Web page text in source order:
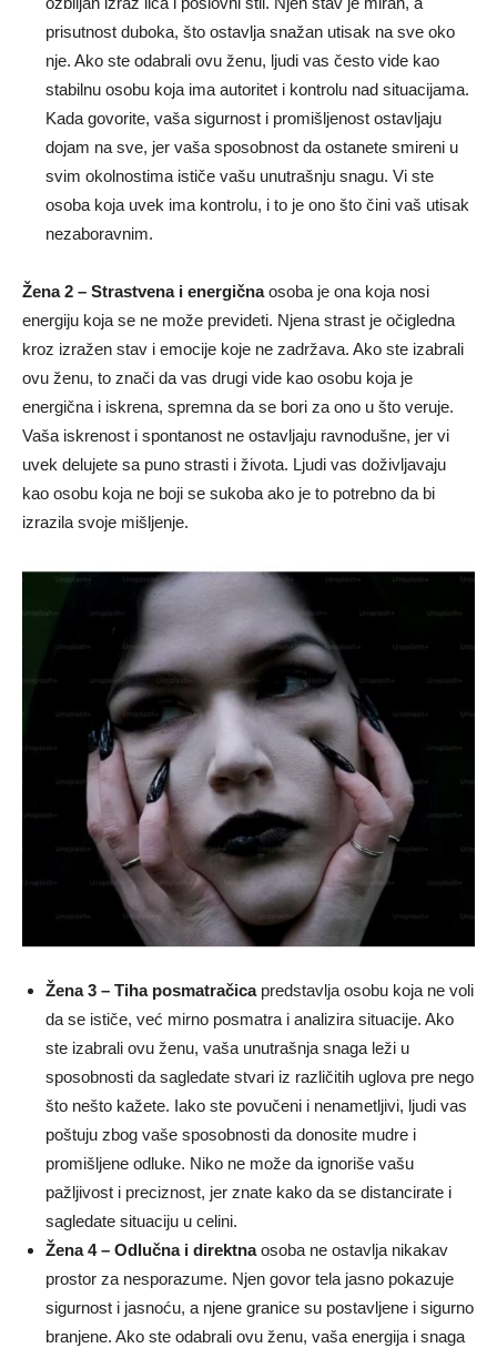
prisutnost duboka, što ostavlja snažan utisak na sve oko
nje. Ako ste odabrali ovu ženu, ljudi vas često vide kao
stabilnu osobu koja ima autoritet i kontrolu nad situacijama.
Kada govorite, vaša sigurnost i promišljenost ostavljaju
dojam na sve, jer vaša sposobnost da ostanete smireni u
svim okolnostima ističe vašu unutrašnju snagu. Vi ste
osoba koja uvek ima kontrolu, i to je ono što čini vaš utisak
nezaboravnim.
Žena 2 – Strastvena i energičnaosoba je ona koja nosi
energiju koja se ne može prevideti. Njena strast je očigledna
kroz izražen stav i emocije koje ne zadržava. Ako ste izabrali
ovu ženu, to znači da vas drugi vide kao osobu koja je
energična i iskrena, spremna da se bori za ono u što veruje.
Vaša iskrenost i spontanost ne ostavljaju ravnodušne, jer vi
uvek delujete sa puno strasti i života. Ljudi vas doživljavaju
kao osobu koja ne boji se sukoba ako je to potrebno da bi
izrazila svoje mišljenje.
Žena 3 – Tiha posmatračicapredstavlja osobu koja ne voli
da se ističe, već mirno posmatra i analizira situacije. Ako
ste izabrali ovu ženu, vaša unutrašnja snaga leži u
sposobnosti da sagledate stvari iz različitih uglova pre nego
što nešto kažete. Iako ste povučeni i nenametljivi, ljudi vas
poštuju zbog vaše sposobnosti da donosite mudre i
promišljene odluke. Niko ne može da ignoriše vašu
pažljivost i preciznost, jer znate kako da se distancirate i
sagledate situaciju u celini.
Žena 4 – Odlučna i direktnaosoba ne ostavlja nikakav
prostor za nesporazume. Njen govor tela jasno pokazuje
sigurnost i jasnoću, a njene granice su postavljene i sigurno
branjene. Ako ste odabrali ovu ženu, vaša energija i snaga